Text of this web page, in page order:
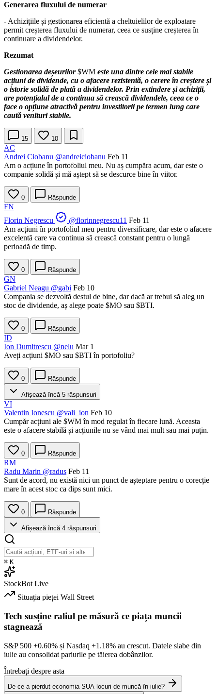
Generarea fluxului de numerar
- Achizițiile și gestionarea eficientă a cheltuielilor de exploatare
permit creșterea fluxului de numerar, ceea ce susține creșterea în
continuare a dividendelor.
Rezumat
Gestionarea deșeurilor$WM este una dintre cele mai stabile
acțiuni de dividende, cu o afacere rezistentă, o cerere în creștere și
o istorie solidă de plată a dividendelor. Prin extindere și achiziții,
are potențialul de a continua să crească dividendele, ceea ce o
face o opțiune atractivă pentru investitorii pe termen lung care
caută venituri stabile.
15 10
AC
Andrei Ciobanu @andreiciobanu Feb 11
Am o acțiune în portofoliul meu. Nu aș cumpăra acum, dar este o
companie solidă și mă aștept să se descurce bine în viitor.
0 Răspunde
FN
Florin Negrescu
@florinnegrescu11 Feb 11
Am acțiuni în portofoliul meu pentru diversificare, dar este o afacere
excelentă care va continua să crească constant pentru o lungă
perioadă de timp.
0 Răspunde
GN
Gabriel Neagu @gabi Feb 10
Compania se dezvoltă destul de bine, dar dacă ar trebui să aleg un
stoc de dividende, aș alege poate $MO sau $BTI.
0 Răspunde
ID
Ion Dumitrescu @nelu Mar 1
Aveți acțiuni $MO sau $BTIîn portofoliu?
0 Răspunde
Afișează încă 5 răspunsuri
VI
Valentin Ionescu @vali_ion Feb 10
Cumpăr acțiuni ale $WMîn mod regulat în fiecare lună. Aceasta
este o afacere stabilă și acțiunile nu se vând mai mult sau mai puțin.
0 Răspunde
RM
Radu Marin @radus Feb 11
Sunt de acord, nu există nici un punct de așteptare pentru o corecție
mare în acest stoc ca dips sunt mici.
0 Răspunde
Afișează încă 4 răspunsuri
⌘ K
StockBot Live
Situația pieței Wall Street
Tech susține raliul pe măsură ce piața muncii
stagnează
S&P 500 +0.60% și Nasdaq +1.18% au crescut. Datele slabe din
iulie au consolidat pariurile pe tăierea dobânzilor.
Întrebați despre asta
De ce a pierdut economia SUA locuri de muncă în iulie?